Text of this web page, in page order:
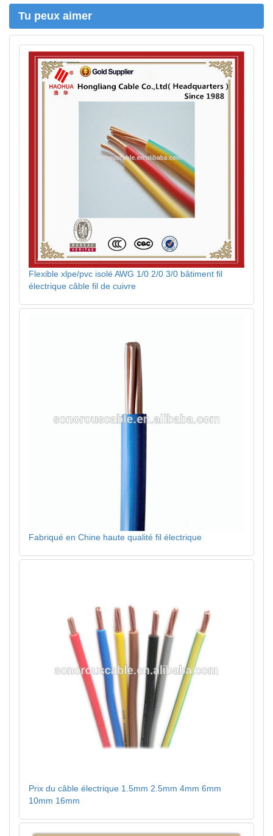
r
Tu peux aimer
Flexible xlpe/pvc isolé AWG 1/0 2/0 3/0 bâtiment fil
électrique câble fil de cuivre
Fabriqué en Chine haute qualité fil électrique
Prix du câble électrique 1.5mm 2.5mm 4mm 6mm
10mm 16mm